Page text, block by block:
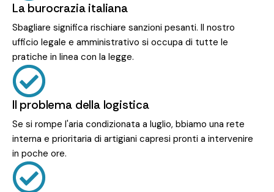
La burocrazia italiana
Sbagliare significa rischiare sanzioni pesanti. Il nostro
ufficio legale e amministrativo si occupa di tutte le
pratiche in linea con la legge.
Il problema della logistica
Se si rompe l'aria condizionata a luglio, bbiamo una rete
interna e prioritaria di artigiani capresi pronti a intervenire
in poche ore.